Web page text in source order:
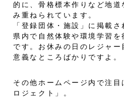
的に、骨格標本作りなど地
み重ねられています。
「登録団体・施設」に掲載
県内で自然体験や環境学習
です。お休みの日のレジャ
意義なところばかりですよ。
その他ホームページ内で注
ロジェクト」。